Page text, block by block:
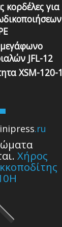
.ru
Χήρος
κορδέλες για
JFL-12
XSM-120-1